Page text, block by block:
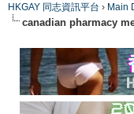
HKGAY 同志資訊平台 › Main
canadian pharmacy